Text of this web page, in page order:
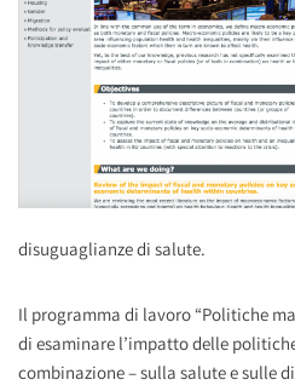
disuguaglianze di salute.
Il programma di lavoro “Politiche
di esaminare l’impatto delle
combinazione – sulla salute e sulle